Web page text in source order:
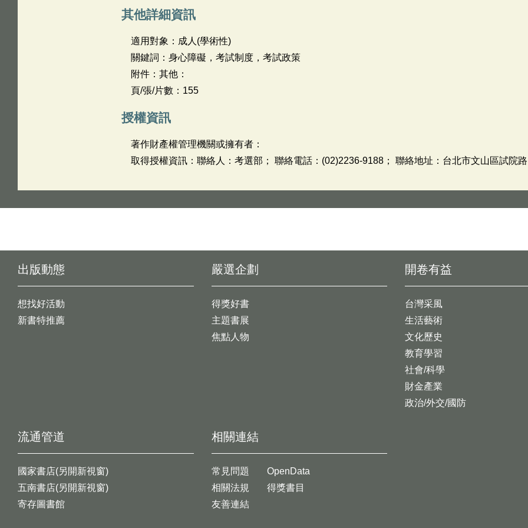
其他詳細資訊
適用對象：成人(學術性)
關鍵詞：身心障礙，考試制度，考試政策
附件：其他：
頁/張/片數：155
授權資訊
著作財產權管理機關或擁有者：
取得授權資訊：聯絡人：考選部； 聯絡電話：(02)2236-9188； 聯絡地址：台北市文山區試院
出版動態
想找好活動
新書特推薦
開卷有益
台灣采風
生活藝術
文化歷史
教育學習
社會/科學
財金產業
政治/外交/國防
嚴選企劃
得獎好書
主題書展
焦點人物
流通管道
國家書店(另開新視窗)
五南書店(另開新視窗)
寄存圖書館
相關連結
常見問題
相關法規
友善連結
OpenData
得獎書目